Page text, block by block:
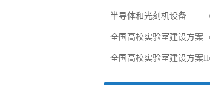
半导体和光刻机设备
全国高校实验室建设方案
全国高校实验室建设方案II